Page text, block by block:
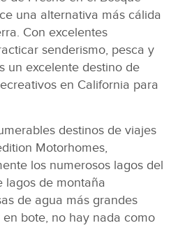
una alternativa más cálida
Con excelentes
senderismo, pesca y
un excelente destino de
en California para
destinos de viajes
Motorhomes,
los numerosos lagos del
lagos de montaña
de agua más grandes
bote, no hay nada como